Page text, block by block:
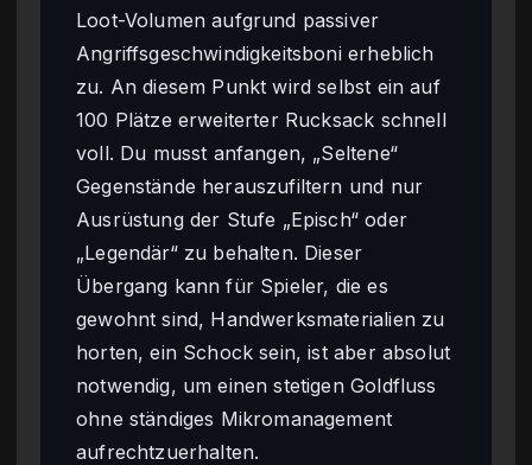
Loot-Volumen aufgrund passiver
Angriffsgeschwindigkeitsboni erheblich
zu. An diesem Punkt wird selbst ein auf
100 Plätze erweiterter Rucksack schnell
voll. Du musst anfangen, „Seltene“
Gegenstände herauszufiltern und nur
Ausrüstung der Stufe „Episch“ oder
„Legendär“ zu behalten. Dieser
Übergang kann für Spieler, die es
gewohnt sind, Handwerksmaterialien zu
horten, ein Schock sein, ist aber absolut
notwendig, um einen stetigen Goldfluss
ohne ständiges Mikromanagement
aufrechtzuerhalten.